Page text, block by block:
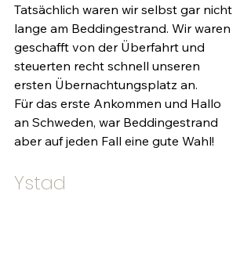
Tatsächlich waren wir selbst gar nicht
lange am Beddingestrand. Wir waren
geschafft von der Überfahrt und
steuerten recht schnell unseren
ersten Übernachtungsplatz an.
Für das erste Ankommen und Hallo
an Schweden, war Beddingestrand
aber auf jeden Fall eine gute Wahl!
Ystad